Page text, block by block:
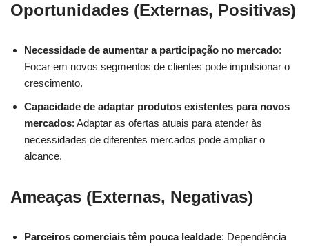
Oportunidades (Externas, Positivas)
Necessidade de aumentar a participação no mercado:
Focar em novos segmentos de clientes pode impulsionar o
crescimento.
Capacidade de adaptar produtos existentes para novos
mercados: Adaptar as ofertas atuais para atender às
necessidades de diferentes mercados pode ampliar o
alcance.
Ameaças (Externas, Negativas)
Parceiros comerciais têm pouca lealdade: Dependência